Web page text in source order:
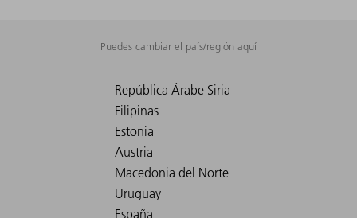
Puedes cambiar el país/región aquí